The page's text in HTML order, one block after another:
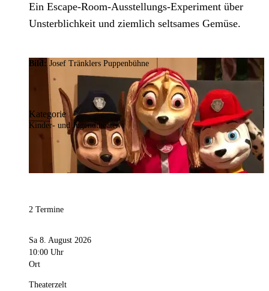
Ein Escape-Room-Ausstellungs-Experiment über
Unsterblichkeit und ziemlich seltsames Gemüse.
Bild:Josef Tränklers Puppenbühne
Kategorie
Kinder- und Jugendtheater
2 Termine
Sa 8. August 2026
10:00 Uhr
Ort
Theaterzelt